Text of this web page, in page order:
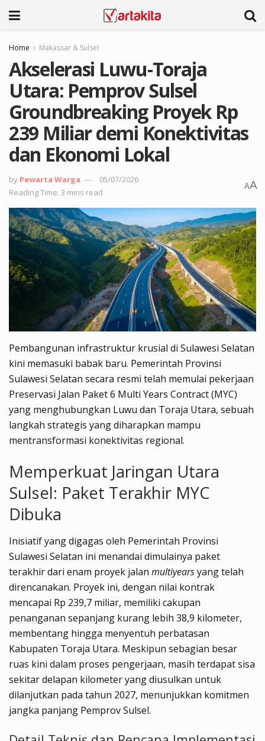
Home Makassar & Sulsel
Akselerasi Luwu-Toraja
Utara: Pemprov Sulsel
Groundbreaking Proyek Rp
239 Miliar demi Konektivitas
dan Ekonomi Lokal
by Pewarta Warga
05/07/2026
Reading Time: 3 mins read
AA
Pembangunan infrastruktur krusial di Sulawesi Selatan
kini memasuki babak baru. Pemerintah Provinsi
Sulawesi Selatan secara resmi telah memulai pekerjaan
Preservasi Jalan Paket 6 Multi Years Contract (MYC)
yang menghubungkan Luwu dan Toraja Utara, sebuah
langkah strategis yang diharapkan mampu
mentransformasi konektivitas regional.
Memperkuat Jaringan Utara
Sulsel: Paket Terakhir MYC
Dibuka
Inisiatif yang digagas oleh Pemerintah Provinsi
Sulawesi Selatan ini menandai dimulainya paket
terakhir dari enam proyek jalan multiyearsyang telah
direncanakan. Proyek ini, dengan nilai kontrak
mencapai Rp 239,7 miliar, memiliki cakupan
penanganan sepanjang kurang lebih 38,9 kilometer,
membentang hingga menyentuh perbatasan
Kabupaten Toraja Utara. Meskipun sebagian besar
ruas kini dalam proses pengerjaan, masih terdapat sisa
sekitar delapan kilometer yang diusulkan untuk
dilanjutkan pada tahun 2027, menunjukkan komitmen
jangka panjang Pemprov Sulsel.